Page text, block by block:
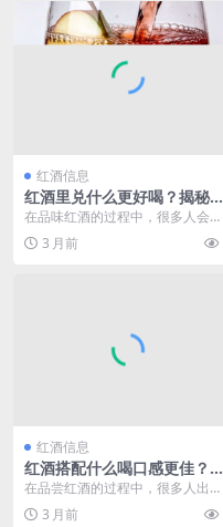
红酒信息
红酒里兑什么更好喝？揭秘提
升口感的绝妙搭配
在品味红酒的过程中，很多人会思
考红酒里兑什么更好喝呢？这是一
个充满探索与趣味的话...
3 月前
红酒信息
红酒搭配什么喝口感更佳？这
些搭配不容错过
在品尝红酒的过程中，很多人出于
不同的目的会探索更美妙的口感，
思考红酒混着什么喝会...
3 月前